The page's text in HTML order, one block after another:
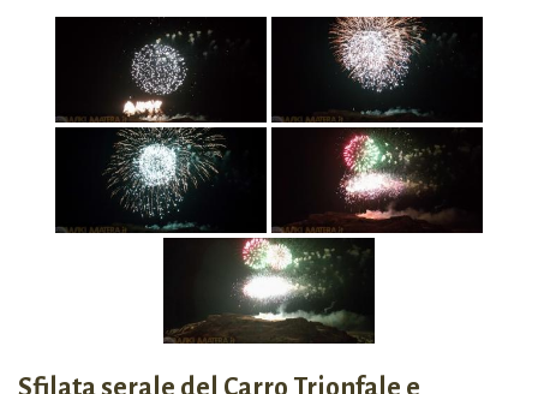
Sfilata serale del Carro Trionfale e